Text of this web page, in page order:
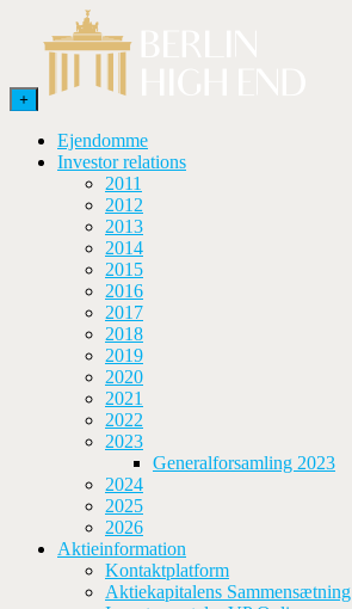
+
Ejendomme
Investor relations
2011
2012
2013
2014
2015
2016
2017
2018
2019
2020
2021
2022
2023
Generalforsamling 2023
2024
2025
2026
Aktieinformation
Kontaktplatform
Aktiekapitalens Sammensætning